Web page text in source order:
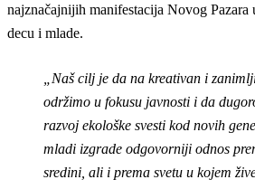
najznačajnijih manifestacija Novog Pazara
decu i mlade.
„Naš cilj je da na kreativan i
održimo u fokusu javnosti i da
razvoj ekološke svesti kod novih
mladi izgrade odgovorniji odnos
sredini, ali i prema svetu u kojem